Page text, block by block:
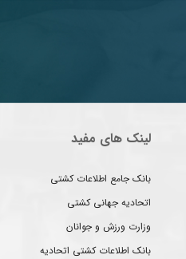
لینک های مفید
بانک جامع اطلاعات کشتی
اتحادیه جهانی کشتی
وزارت ورزش و جوانان
بانک اطلاعات کشتی اتحادیه